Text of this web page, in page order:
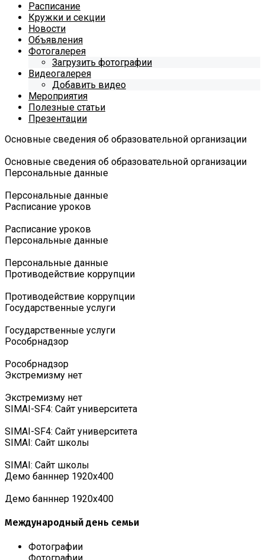
Расписание
Кружки и секции
Новости
Объявления
Фотогалерея
Загрузить фотографии
Видеогалерея
Добавить видео
Мероприятия
Полезные статьи
Презентации
Основные сведения об образовательной организации
Основные сведения об образовательной организации
Персональные данные
Персональные данные
Расписание уроков
Расписание уроков
Персональные данные
Персональные данные
Противодействие коррупции
Противодействие коррупции
Государственные услуги
Государственные услуги
Роcобрнадзор
Роcобрнадзор
Экстремизму нет
Экстремизму нет
SIMAI-SF4: Сайт университета
SIMAI-SF4: Сайт университета
SIMAI: Сайт школы
SIMAI: Сайт школы
Демо банннер 1920х400
Демо банннер 1920х400
Международный день семьи
Фотографии
Фотографии